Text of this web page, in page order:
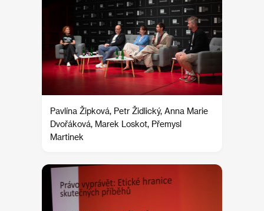
Pavlína Žipková, Petr Židlický, Anna Marie
Dvořáková, Marek Loskot, Přemysl
Martinek